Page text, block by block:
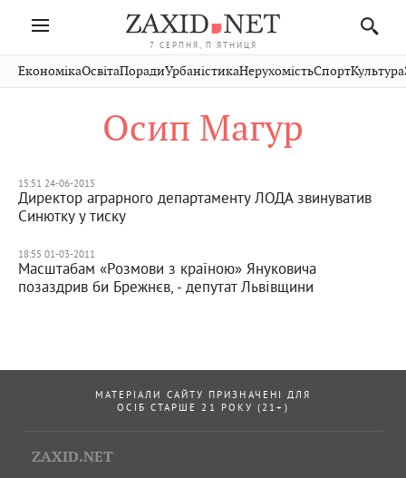
7 СЕРПНЯ, П'ЯТНИЦЯ
Івано-
Франківськ
Рівне
Чернівці
Стрий
Хмельницький
Публікації
Авто СловкоКультура
Кіно Дім Спорт
ЕкономікаОсвітаПорадиУрбаністикаНерухомістьСпортКультура
Осип Магур
15:51 24-06-2015
Директор аграрного департаменту ЛОДА звинуватив
Синютку у тиску
18:55 01-03-2011
Масштабам «Розмови з країною» Януковича
позаздрив би Брежнєв, - депутат Львівщини
МАТЕРІАЛИ САЙТУ ПРИЗНАЧЕНІ ДЛЯ
ОСІБ СТАРШЕ 21 РОКУ (21+)
ZAXID.NET